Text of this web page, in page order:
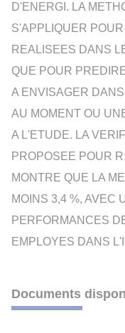
D'ENERGI. LA
S'APPLIQUER
REALISEES DANS
QUE POUR
A ENVISAGER
AU MOMENT OU
A L'ETUDE. LA
PROPOSEE POUR
MONTRE QUE LA
MOINS 3,4 %, AVEC
PERFORMANCES
EMPLOYES DANS
Documents